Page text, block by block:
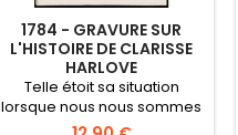
1784 - GRAVURE SUR
L'HISTOIRE DE CLARISSE
HARLOVE
Telle étoit sa situation
lorsque nous nous sommes
avancés vis-à-vis d'elle.